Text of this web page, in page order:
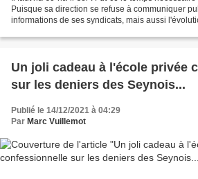
Puisque sa direction se refuse à communiquer
informations de ses syndicats, mais aussi
Un joli cadeau à l'école privée
sur les deniers des Seynois...
Publié le 14/12/2021 à 04:29
Par Marc Vuillemot